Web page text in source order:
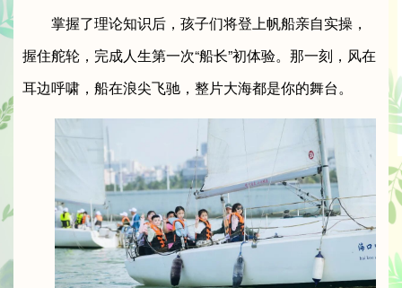
掌握了理论知识后，孩子们将登上帆船亲自实操，
握住舵轮，完成人生第一次“船长”初体验。那一刻，风在
耳边呼啸，船在浪尖飞驰，整片大海都是你的舞台。